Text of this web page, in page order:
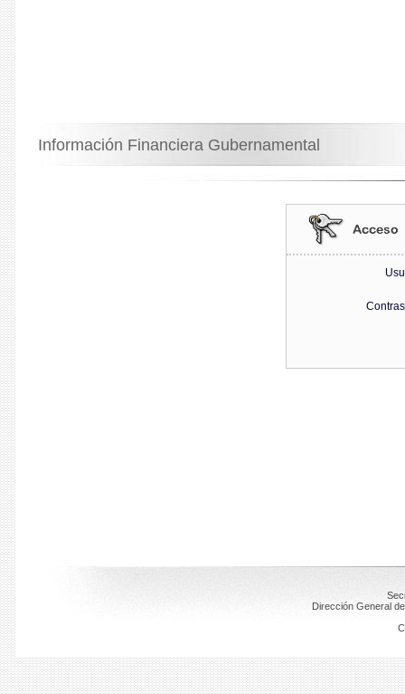
Información Financiera Gubernamental
Dirección General